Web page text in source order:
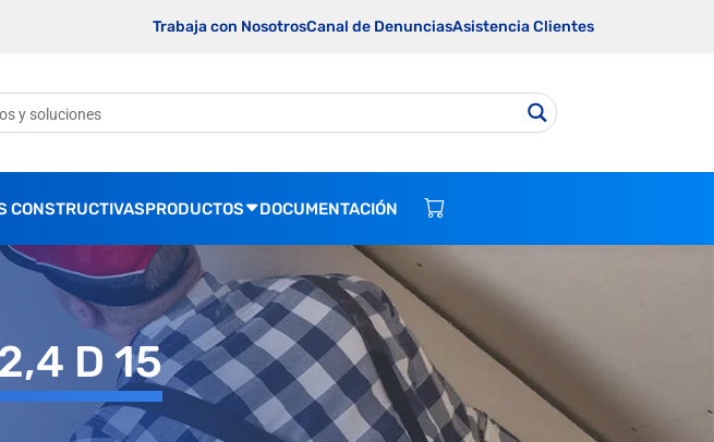
Trabaja con NosotrosCanal de DenunciasAsistencia Clientes
CONSTRUCTIVASPRODUCTOS DOCUMENTACIÓN
D 15